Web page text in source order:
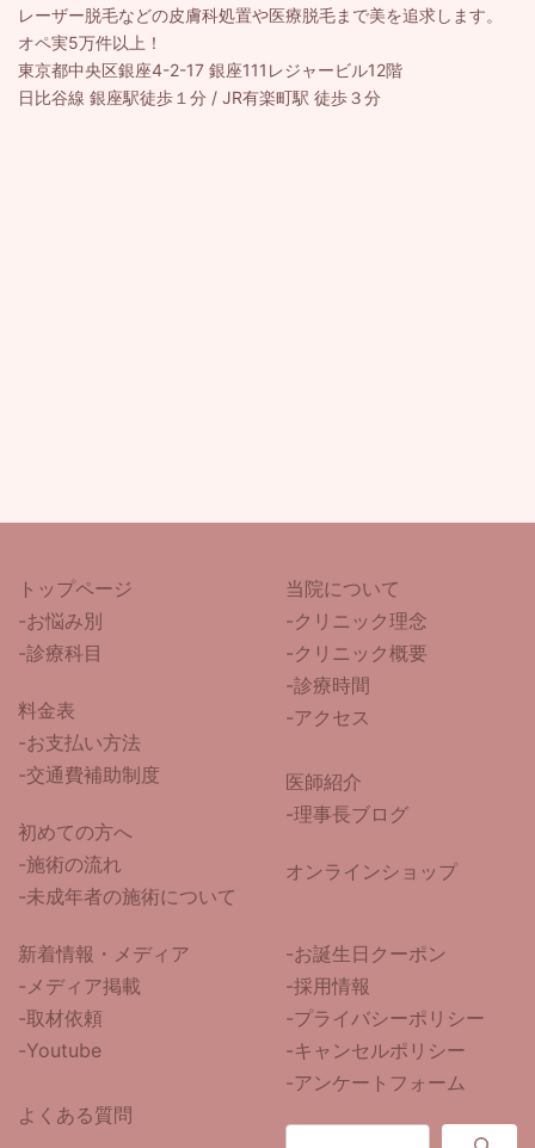
レーザー脱毛などの皮膚科処置や医療脱毛まで美を追求します。
オペ実5万件以上！
東京都中央区銀座4-2-17 銀座111レジャービル12階
日比谷線 銀座駅徒歩１分 / JR有楽町駅 徒歩３分
トップページ
-お悩み別
-診療科目
料金表
-お支払い方法
-交通費補助制度
初めての方へ
-施術の流れ
-未成年者の施術について
当院について
-クリニック理念
-クリニック概要
-診療時間
-アクセス
医師紹介
-理事長ブログ
オンラインショップ
新着情報・メディア
-メディア掲載
-取材依頼
-Youtube
よくある質問
-お誕生日クーポン
-採用情報
-プライバシーポリシー
-キャンセルポリシー
-アンケートフォーム